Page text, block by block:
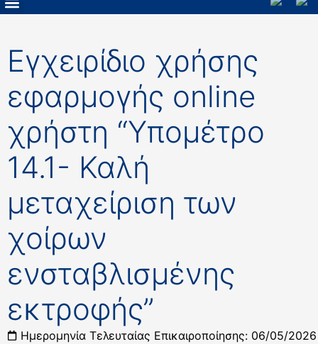
Εγχειρίδιο χρήσης
εφαρμογής online
χρήστη “Υπομέτρο
14.1- Καλή
μεταχείριση των
χοίρων
ενσταβλισμένης
εκτροφής”
Ημερομηνία Τελευταίας Επικαιροποίησης: 06/05/2026